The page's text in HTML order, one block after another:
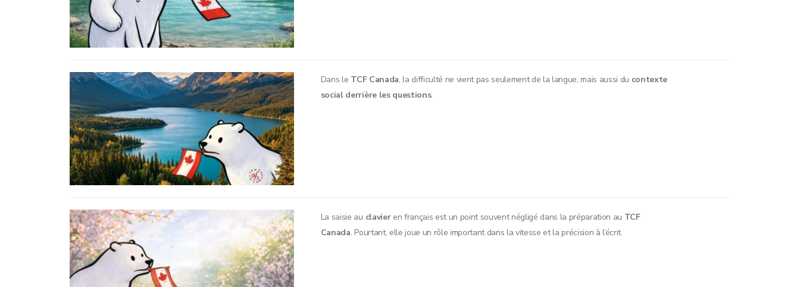
Dans le TCF Canada, la difficulté ne vient pas seulement de la langue, mais aussi du contexte
social derrière les questions.
La saisie au clavieren français est un point souvent négligé dans la préparation au TCF
Canada. Pourtant, elle joue un rôle important dans la vitesse et la précision à l’écrit.